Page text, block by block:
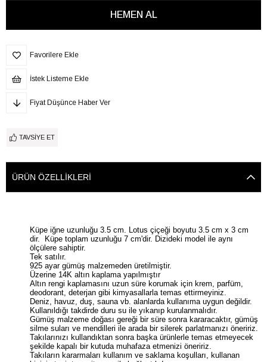
Favorilere Ekle
İstek Listeme Ekle
Fiyat Düşünce Haber Ver
TAVSIYE ET
ÜRÜN ÖZELLIKLERI
Küpe iğne uzunluğu 3.5 cm. Lotus çiçeği boyutu 3.5 cm x 3 cm
dir. Küpe toplam uzunluğu 7 cm'dir. Dizideki model ile aynı
ölçülere sahiptir.
Tek satılır.
925 ayar gümüş malzemeden üretilmiştir.
Üzerine 14K altın kaplama yapılmıştır
Altın rengi kaplamasını uzun süre korumak için krem, parfüm,
deodorant, deterjan gibi kimyasallarla temas ettirmeyiniz.
Deniz, havuz, duş, sauna vb. alanlarda kullanıma uygun değildir.
Kullanıldığı takdirde duru su ile yıkanıp kurulanmalıdır.
Gümüş malzeme doğası gereği bir süre sonra kararacaktır, gümüş
silme suları ve mendilleri ile arada bir silerek parlatmanızı öneririz.
Takılarınızı kullandıktan sonra başka ürünlerle temas etmeyecek
şekilde kapalı bir kutuda muhafaza etmenizi öneririz.
Takıların kararmaları kullanım ve saklama koşulları, kullanan